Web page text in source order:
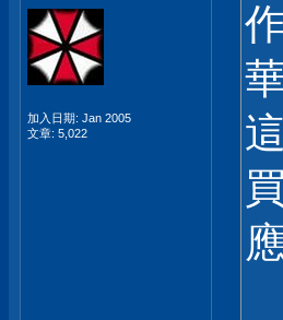
加入日期: Jan 2005
文章: 5,022